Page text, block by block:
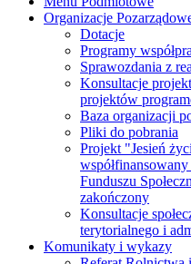
Organizacje
Dotacje
Programy
Sprawozdania z
Konsultacje
projektów
Baza organizacji
Pliki do pobrania
Projekt "Jesień
Funduszu
zakończony
Konsultacje
terytorialnego i
Komunikaty i wykazy